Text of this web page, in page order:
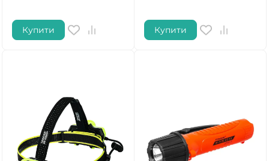
Купити Купити